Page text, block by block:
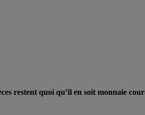
restent quoi qu’il en soit monnaie